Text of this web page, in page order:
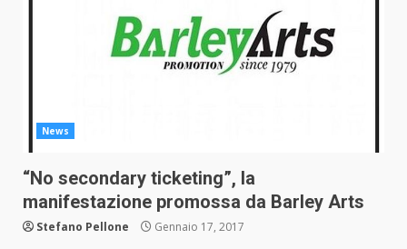
News
“No secondary ticketing”, la
manifestazione promossa da Barley Arts
Stefano Pellone Gennaio 17, 2017